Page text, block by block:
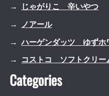
じゃがりこ 辛いやつ
ノアール
ハーゲンダッツ ゆずホ
コストコ ソフトクリー
Categories